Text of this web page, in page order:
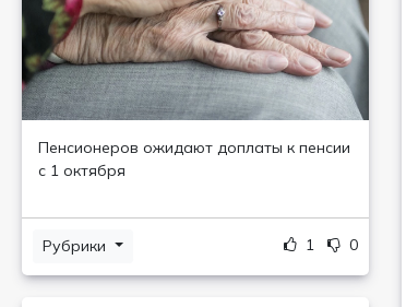
Пенсионеров ожидают доплаты к пенсии
с 1 октября
Рубрики 1 0